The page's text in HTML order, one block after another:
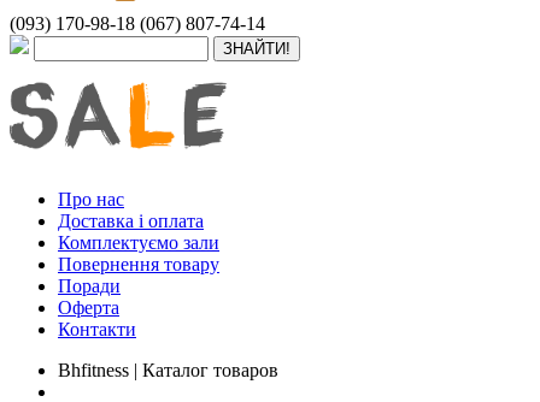
(093) 170-98-18 (067) 807-74-14
Про нас
Доставка і оплата
Комплектуємо зали
Повернення товару
Поради
Оферта
Контакти
Bhfitness | Каталог товаров